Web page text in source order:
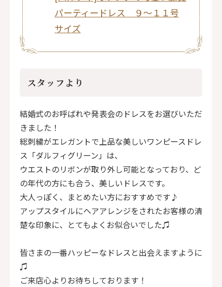
パーティードレス ９～１１号
サイズ
スタッフより
結婚式のお呼ばれや発表会のドレスをお選びいただ
きました！
総刺繍がエレガントで上品な美しいワンピースドレ
ス「ダルフィグリーン」は、
ウエストのリボンが取り外し可能となっており、ど
の年代の方にも合う、美しいドレスです。
大人っぽく、まとめたい方におすすめです♪
アップスタイルにヘアアレンジをされたお客様の清
楚な印象に、とてもよくお似合いでした♫
皆さまの一番ハッピーなドレスと出会えますように
♫
ご来店心よりお待ちしております！